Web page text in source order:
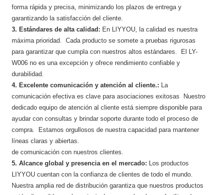
forma rápida y precisa, minimizando los plazos de entrega y
garantizando la satisfacción del cliente.
3. Estándares de alta calidad: En LIYYOU, ​​la calidad es nuestra
máxima prioridad. Cada producto se somete a pruebas rigurosas
para garantizar que cumpla con nuestros altos estándares. El LY-
W006 no es una excepción y ofrece rendimiento confiable y
durabilidad.
4. Excelente comunicación y atención al cliente.:
La
comunicación efectiva es clave para asociaciones exitosas Nuestro
dedicado equipo de atención al cliente está siempre disponible para
ayudar con consultas y brindar soporte durante todo el proceso de
compra. Estamos orgullosos de nuestra capacidad para mantener
líneas claras y abiertas.
de comunicación con nuestros clientes.
5. Alcance global y presencia en el mercado:
Los productos
LIYYOU cuentan con la confianza de clientes de todo el mundo.
Nuestra amplia red de distribución garantiza que nuestros productos